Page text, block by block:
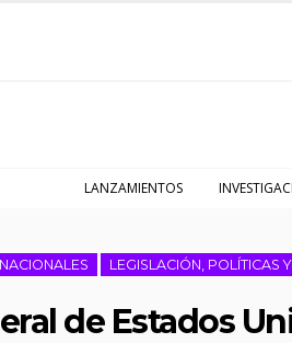
LANZAMIENTOS
LEGISLACIÓN, POLÍTICAS
de Estados